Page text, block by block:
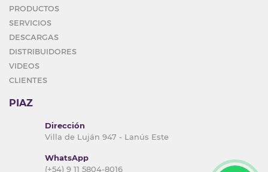
PRODUCTOS
SERVICIOS
DESCARGAS
DISTRIBUIDORES
VIDEOS
CLIENTES
PIAZ
Dirección
Villa de Luján 947 - Lanús Este
WhatsApp
(+54) 9 11 5804-8016